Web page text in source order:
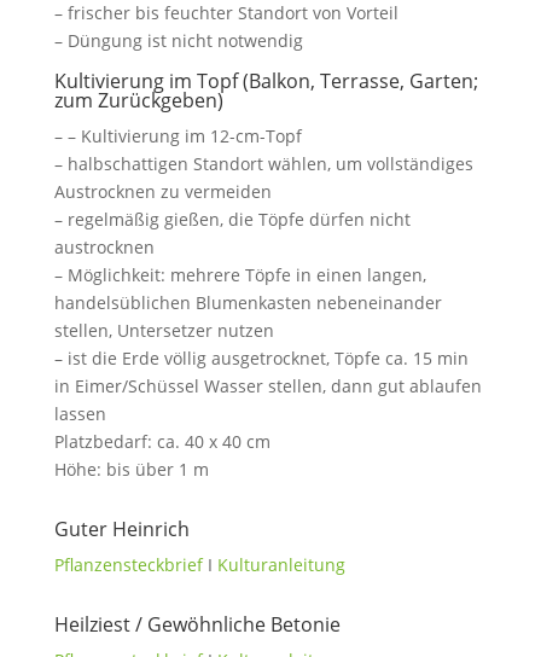
– frischer bis feuchter Standort von Vorteil
– Düngung ist nicht notwendig
Kultivierung im Topf (Balkon, Terrasse, Garten;
zum Zurückgeben)
– – Kultivierung im 12-cm-Topf
– halbschattigen Standort wählen, um vollständiges
Austrocknen zu vermeiden
– regelmäßig gießen, die Töpfe dürfen nicht
austrocknen
– Möglichkeit: mehrere Töpfe in einen langen,
handelsüblichen Blumenkasten nebeneinander
stellen, Untersetzer nutzen
– ist die Erde völlig ausgetrocknet, Töpfe ca. 15 min
in Eimer/Schüssel Wasser stellen, dann gut ablaufen
lassen
Platzbedarf: ca. 40 x 40 cm
Höhe: bis über 1 m
Guter Heinrich
PflanzensteckbriefI Kulturanleitung
Heilziest / Gewöhnliche Betonie